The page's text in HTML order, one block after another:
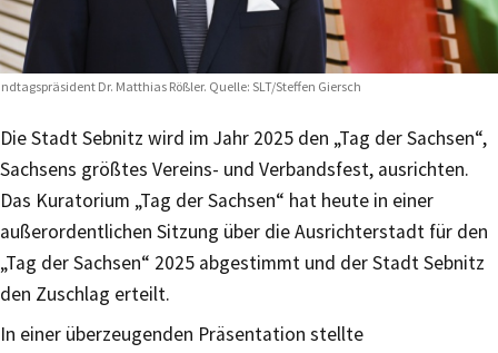
Dr. Matthias Rößler. Quelle: SLT/Steffen Giersch
Die Stadt Sebnitz wird im Jahr 2025 den „Tag der Sachsen“,
Sachsens größtes Vereins- und Verbandsfest, ausrichten.
Das Kuratorium „Tag der Sachsen“ hat heute in einer
außerordentlichen Sitzung über die Ausrichterstadt für den
„Tag der Sachsen“ 2025 abgestimmt und der Stadt Sebnitz
den Zuschlag erteilt.
In einer überzeugenden Präsentation stellte